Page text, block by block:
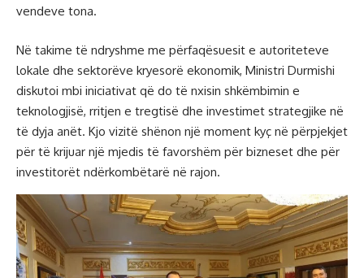
vendeve tona.
Në takime të ndryshme me përfaqësuesit e autoriteteve
lokale dhe sektorëve kryesorë ekonomik, Ministri Durmishi
diskutoi mbi iniciativat që do të nxisin shkëmbimin e
teknologjisë, rritjen e tregtisë dhe investimet strategjike në
të dyja anët. Kjo vizitë shënon një moment kyç në përpjekjet
për të krijuar një mjedis të favorshëm për bizneset dhe për
investitorët ndërkombëtarë në rajon.